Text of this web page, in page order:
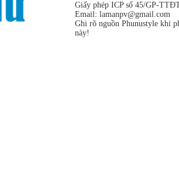
Giấy phép ICP số 45/GP-
Email: lamanpv@gmail.com
Ghi rõ nguồn Phunustyle khi
này!